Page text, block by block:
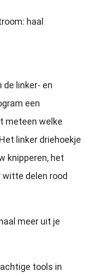
de linker- en
een
meteen welke
linker driehoekje
knipperen, het
delen rood
tools in